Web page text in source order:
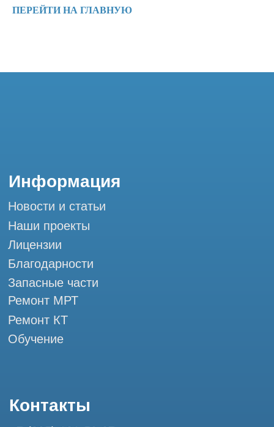
ПЕРЕЙТИ НА ГЛАВНУЮ
Мы в социальных сетях
Обучение
КТ и МРТ
Профессиональный сервис МРТ и КТ
1
© Tomograph.pro
Разработка сайта